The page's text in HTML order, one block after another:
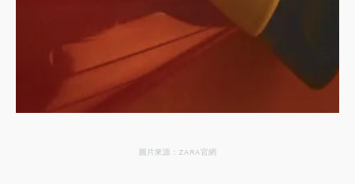
圖片來源：ZARA官網